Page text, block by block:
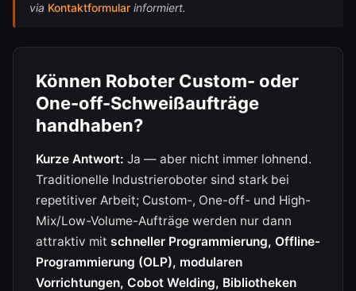
via Kontaktformular informiert.
Können Roboter Custom- oder
One-off-Schweißaufträge
handhaben?
Kurze Antwort: Ja — aber nicht immer lohnend.
Traditionelle Industrieroboter sind stark bei
repetitiver Arbeit; Custom-, One-off- und High-
Mix/Low-Volume-Aufträge werden nur dann
attraktiv mit schneller Programmierung, Offline-
Programmierung (OLP), modularen
Vorrichtungen, Cobot Welding, Bibliotheken